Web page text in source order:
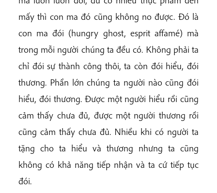
mấy thì con ma đó cũng không no được. Đó là
con ma đói (hungry ghost, esprit affamé) mà
trong mỗi người chúng ta đều có. Không phải ta
chỉ đói sự thành công thôi, ta còn đói hiểu, đói
thương. Phần lớn chúng ta người nào cũng đói
hiểu, đói thương. Được một người hiểu rồi cũng
cảm thấy chưa đủ, được một người thương rồi
cũng cảm thấy chưa đủ. Nhiều khi có người ta
tặng cho ta hiểu và thương nhưng ta cũng
không có khả năng tiếp nhận và ta cứ tiếp tục
đói.